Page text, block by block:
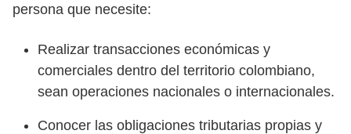
persona que necesite:
Realizar transacciones económicas y
comerciales dentro del territorio colombiano,
sean operaciones nacionales o internacionales.
Conocer las obligaciones tributarias propias y